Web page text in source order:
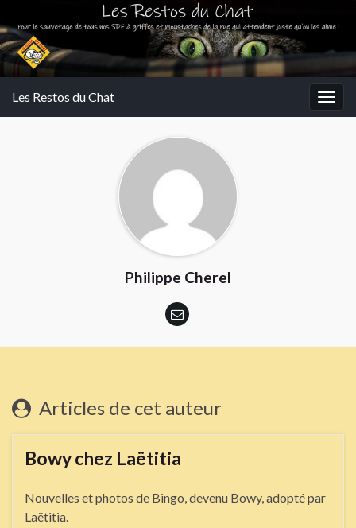
Les Restos du Chat
Philippe Cherel
Articles de cet auteur
Bowy chez Laëtitia
Nouvelles et photos de Bingo, devenu Bowy, adopté par
Laëtitia.